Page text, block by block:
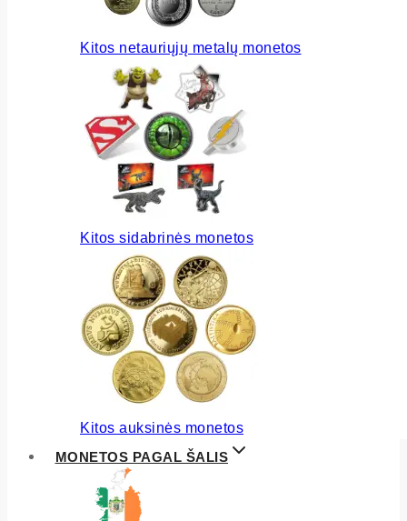
Kitos netauriųjų metalų monetos
Kitos sidabrinės monetos
Kitos auksinės monetos
MONETOS PAGAL ŠALIS